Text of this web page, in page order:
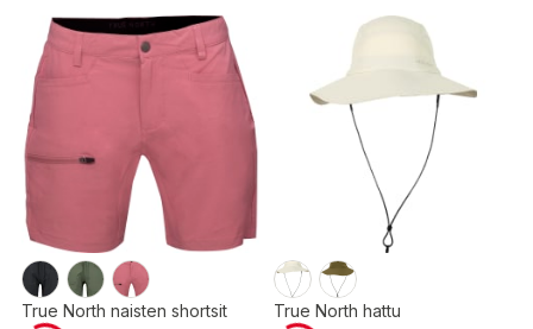
True North naisten shortsit True North hattu